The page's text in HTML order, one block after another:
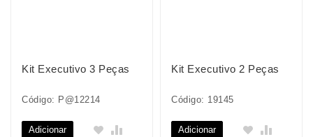
Kit Executivo 3 Peças
Código: P@12214
Adicionar
Kit Executivo 2 Peças
Código: 19145
Adicionar